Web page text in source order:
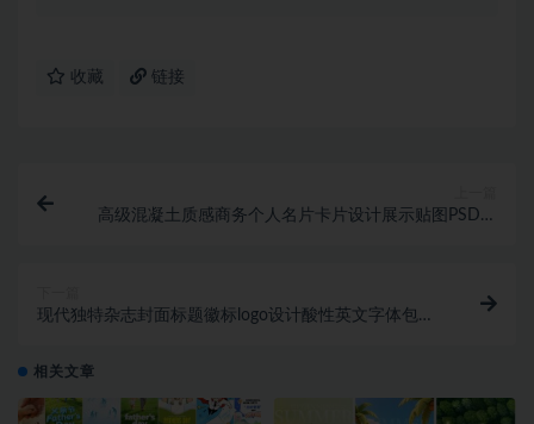
收藏 链接
高级混凝土质感商务个人名片卡片设计展示贴图PSD样
现代独特杂志封面标题徽标logo设计酸性英文字体包
相关文章